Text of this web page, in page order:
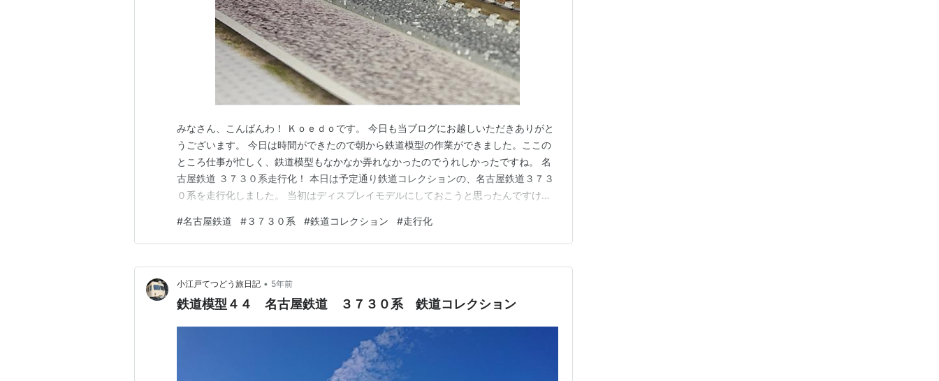
みなさん、こんばんわ！ Ｋｏｅｄｏです。 今日も当ブログにお越しいただきありがと
うございます。 今日は時間ができたので朝から鉄道模型の作業ができました。ここの
ところ仕事が忙しく、鉄道模型もなかなか弄れなかったのでうれしかったですね。 名
古屋鉄道 ３７３０系走行化！ 本日は予定通り鉄道コレクションの、名古屋鉄道３７３
０系を走行化しました。 当初はディスプレイモデルにしておこうと思ったんですけど
力ユニットを組み込みました！ coedowalk.hatenablog.com 写真は走行化が完了した
３７３０系（モ３７３０型）…
#名古屋鉄道 #３７３０系 #鉄道コレクション #走行化
小江戸てつどう旅日記 • 5年前
鉄道模型４４ 名古屋鉄道 ３７３０系 鉄道コレクション